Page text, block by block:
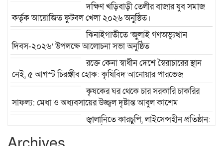
দক্ষিণ খড়িবাড়ী তেলীর বাজার যুব সমাজ
কর্তৃক আয়োজিত ফুটবল খেলা ২০২৬ অনুষ্ঠিত।
ঝিনাইগাতীতে ‘জুলাই গণঅভ্যুত্থান
দিবস-২০২৬’ উপলক্ষে আলোচনা সভা অনুষ্ঠিত
রক্তে কেনা স্বাধীন দেশে স্বৈরাচারের স্থান
নেই, ৫ আগস্ট চিরঞ্জীব হোক: কৃষিবিদ আনোয়ার পারভেজ
কৃষকের ঘর থেকে চার সরকারি চাকরির
সাফল্য: মেধা ও অধ্যবসায়ের উজ্জ্বল দৃষ্টান্ত আবুল কাশেম
জ্বালানিতে কারচুপি, লাইসেন্সহীন প্রতিষ্ঠান:
হাজার টাকা জরিমানা